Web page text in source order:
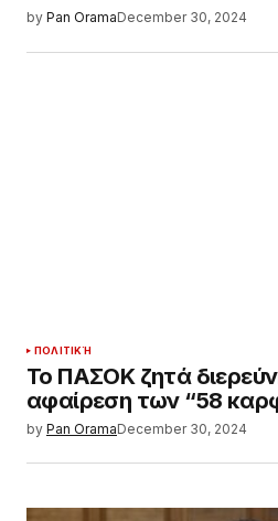
by Pan OramaDecember 30, 2024
ΠΟΛΙΤΙΚΉ
Το ΠΑΣΟΚ ζητά
αφαίρεση των “58
by Pan OramaDecember 30, 2024